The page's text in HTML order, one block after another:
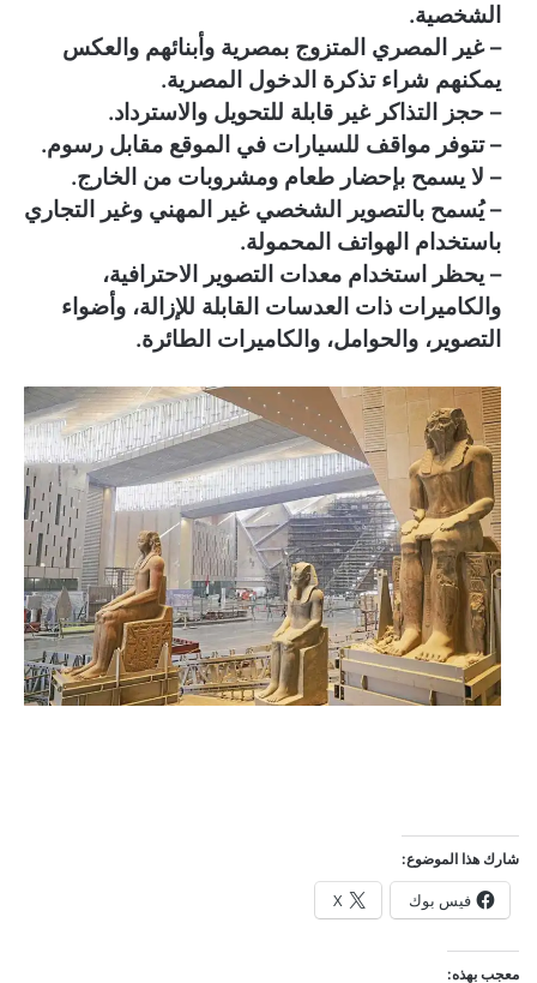
الشخصية.
– غير المصري المتزوج بمصرية وأبنائهم والعكس
يمكنهم شراء تذكرة الدخول المصرية.
– حجز التذاكر غير قابلة للتحويل والاسترداد.
– تتوفر مواقف للسيارات في الموقع مقابل رسوم.
– لا يسمح بإحضار طعام ومشروبات من الخارج.
– يُسمح بالتصوير الشخصي غير المهني وغير التجاري
باستخدام الهواتف المحمولة.
– يحظر استخدام معدات التصوير الاحترافية،
والكاميرات ذات العدسات القابلة للإزالة، وأضواء
التصوير، والحوامل، والكاميرات الطائرة.
شارك هذا الموضوع:
فيس بوك X
معجب بهذه: